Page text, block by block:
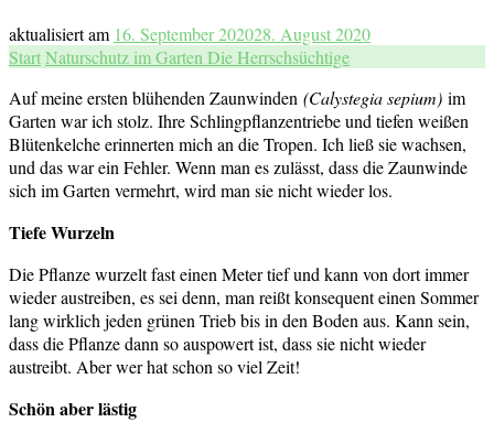
aktualisiert am 16. September 202028. August 2020
StartNaturschutz im Garten Die Herrschsüchtige
Auf meine ersten blühenden Zaunwinden (Calystegia sepium) im
Garten war ich stolz. Ihre Schlingpflanzentriebe und tiefen weißen
Blütenkelche erinnerten mich an die Tropen. Ich ließ sie wachsen,
und das war ein Fehler. Wenn man es zulässt, dass die Zaunwinde
sich im Garten vermehrt, wird man sie nicht wieder los.
Tiefe Wurzeln
Die Pflanze wurzelt fast einen Meter tief und kann von dort immer
wieder austreiben, es sei denn, man reißt konsequent einen Sommer
lang wirklich jeden grünen Trieb bis in den Boden aus. Kann sein,
dass die Pflanze dann so auspowert ist, dass sie nicht wieder
austreibt. Aber wer hat schon so viel Zeit!
Schön aber lästig